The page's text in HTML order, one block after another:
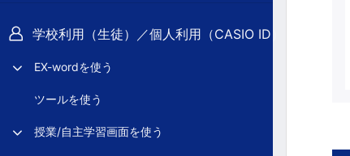
学校利用（生徒）／個人利用（CASIO ID）
EX-wordを使う
ツールを使う
授業/自主学習画面を使う